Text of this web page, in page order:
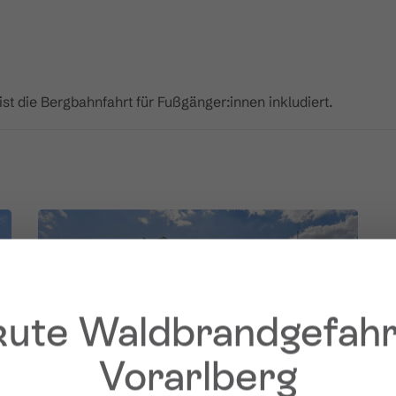
die Bergbahnfahrt für Fußgänger:innen inkludiert.
Vorarlberg